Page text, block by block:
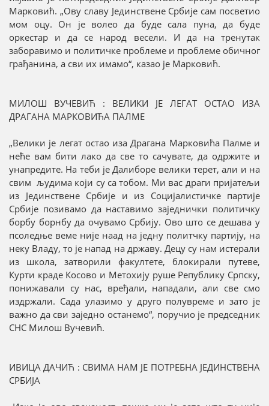
Марковић. „Ову славу Јединствене Србије сам посветио
мом оцу. Он је волео да буде сала пуна, да буде
оркестар и да се народ весели. И да на тренутак
заборавимо и политичке проблеме и проблеме обичног
грађанина, а сви их имамо“, казао је Марковић.
МИЛОШ ВУЧЕВИЋ : ВЕЛИКИ ЈЕ ЛЕГАТ ОСТАО ИЗА
ДРАГАНА МАРКОВИЋА ПАЛМЕ
„Велики је легат остао иза Драгана Марковића Палме и
неће вам бити лако да све то сачувате, да одржите и
унапредите. На теби је Далиборе велики терет, али и на
свим људима који су са тобом. Ми вас драги пријатељи
из Јединствене Србије и из Социјалистичке партије
Србије позивамо да наставимо заједнички политичку
борбу борнбу да очувамо Србију. Ово што се дешава у
псоледње веме није наад на једну политчку партију, на
неку Владу, то је напад на државу. Децу су нам истерали
из школа, затворили факултете, блокирали путеве,
Курти краде Косово и Метохију руше Републику Српску,
понижавали су нас, вређали, нападали, али све смо
издржали. Сада улазимо у друго полувреме и зато је
важно да сви заједно останемо“, поручио је председник
СНС Милош Вучевић.
ИВИЦА ДАЧИЋ : СВИМА НАМ ЈЕ ПОТРЕБНА ЈЕДИНСТВЕНА
СРБИЈА